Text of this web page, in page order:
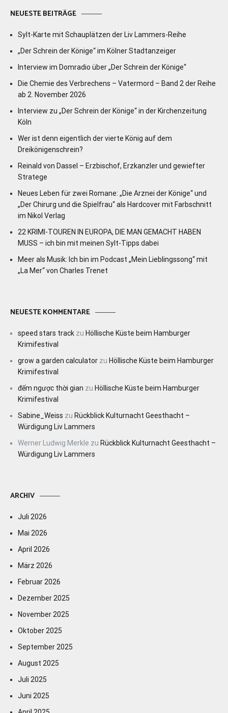
NEUESTE BEITRÄGE
Sylt-Karte mit Schauplätzen der Liv Lammers-Reihe
„Der Schrein der Könige“ im Kölner Stadtanzeiger
Interview im Domradio über „Der Schrein der Könige“
Die Chemie des Verbrechens – Vatermord – Band 2 der Reihe
ab 2. November 2026
Interview zu „Der Schrein der Könige“ in der Kirchenzeitung
Köln
Wer ist denn eigentlich der vierte König auf dem
Dreikönigenschrein?
Reinald von Dassel – Erzbischof, Erzkanzler und gewiefter
Stratege
Neues Leben für zwei Romane: „Die Arznei der Könige“ und
„Der Chirurg und die Spielfrau“ als Hardcover mit Farbschnitt
im Nikol Verlag
22 KRIMI-TOUREN IN EUROPA, DIE MAN GEMACHT HABEN
MUSS – ich bin mit meinen Sylt-Tipps dabei
Meer als Musik: Ich bin im Podcast „Mein Lieblingssong“ mit
„La Mer“ von Charles Trenet
NEUESTE KOMMENTARE
speed stars track zu Höllische Küste beim Hamburger
Krimifestival
grow a garden calculator zu Höllische Küste beim Hamburger
Krimifestival
đếm ngược thời gian zu Höllische Küste beim Hamburger
Krimifestival
Sabine_Weiss zu Rückblick Kulturnacht Geesthacht –
Würdigung Liv Lammers
Werner Ludwig Merkle zu Rückblick Kulturnacht Geesthacht –
Würdigung Liv Lammers
ARCHIV
Juli 2026
Mai 2026
April 2026
März 2026
Februar 2026
Dezember 2025
November 2025
Oktober 2025
September 2025
August 2025
Juli 2025
Juni 2025